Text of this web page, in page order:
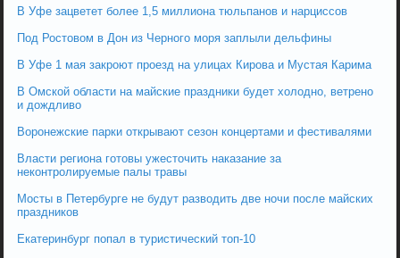
В Уфе зацветет более 1,5 миллиона тюльпанов и нарциссов
Под Ростовом в Дон из Черного моря заплыли дельфины
В Уфе 1 мая закроют проезд на улицах Кирова и Мустая Карима
В Омской области на майские праздники будет холодно, ветрено
и дождливо
Воронежские парки открывают сезон концертами и фестивалями
Власти региона готовы ужесточить наказание за
неконтролируемые палы травы
Мосты в Петербурге не будут разводить две ночи после майских
праздников
Екатеринбург попал в туристический топ-10